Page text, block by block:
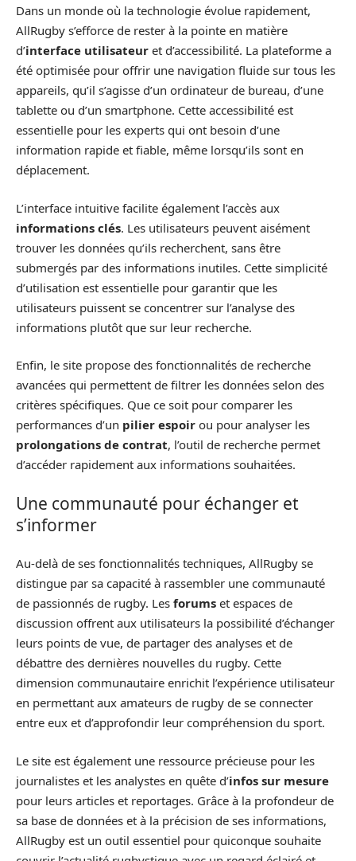
Dans un monde où la technologie évolue rapidement,
AllRugby s’efforce de rester à la pointe en matière
d’interface utilisateur et d’accessibilité. La plateforme a
été optimisée pour offrir une navigation fluide sur tous les
appareils, qu’il s’agisse d’un ordinateur de bureau, d’une
tablette ou d’un smartphone. Cette accessibilité est
essentielle pour les experts qui ont besoin d’une
information rapide et fiable, même lorsqu’ils sont en
déplacement.
L’interface intuitive facilite également l’accès aux
informations clés. Les utilisateurs peuvent aisément
trouver les données qu’ils recherchent, sans être
submergés par des informations inutiles. Cette simplicité
d’utilisation est essentielle pour garantir que les
utilisateurs puissent se concentrer sur l’analyse des
informations plutôt que sur leur recherche.
Enfin, le site propose des fonctionnalités de recherche
avancées qui permettent de filtrer les données selon des
critères spécifiques. Que ce soit pour comparer les
performances d’un pilier espoir ou pour analyser les
prolongations de contrat, l’outil de recherche permet
d’accéder rapidement aux informations souhaitées.
Une communauté pour échanger et
s’informer
Au-delà de ses fonctionnalités techniques, AllRugby se
distingue par sa capacité à rassembler une communauté
de passionnés de rugby. Les forums et espaces de
discussion offrent aux utilisateurs la possibilité d’échanger
leurs points de vue, de partager des analyses et de
débattre des dernières nouvelles du rugby. Cette
dimension communautaire enrichit l’expérience utilisateur
en permettant aux amateurs de rugby de se connecter
entre eux et d’approfondir leur compréhension du sport.
Le site est également une ressource précieuse pour les
journalistes et les analystes en quête d’infos sur mesure
pour leurs articles et reportages. Grâce à la profondeur de
sa base de données et à la précision de ses informations,
AllRugby est un outil essentiel pour quiconque souhaite